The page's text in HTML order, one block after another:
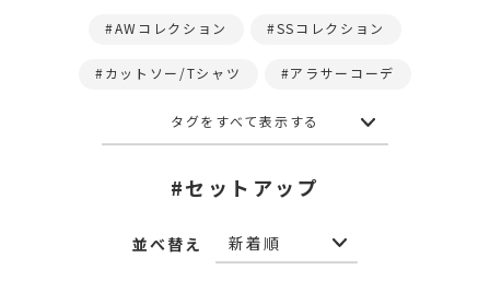
AWコレクション SSコレクション
カットソー/Tシャツ アラサーコーデ
タグをすべて表示する
#セットアップ
並べ替え